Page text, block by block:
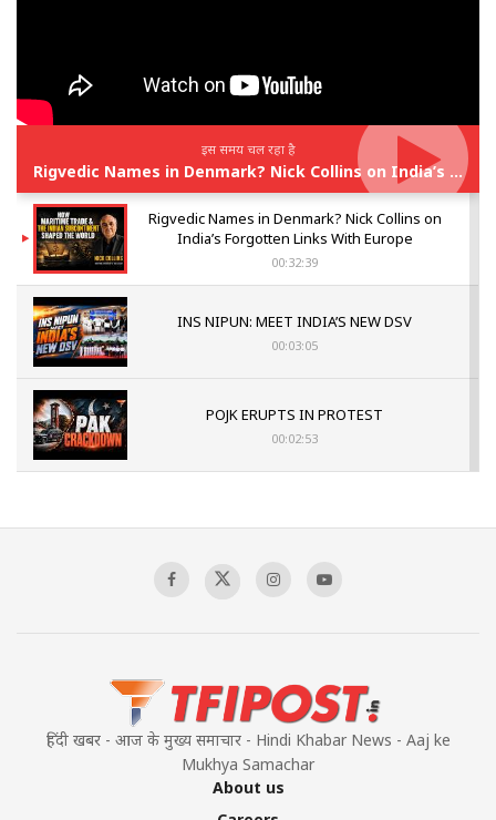
इस समय चल रहा है
Rigvedic Names in Denmark? Nick Collins on India’s Forgotten Links With Europe
Rigvedic Names in Denmark? Nick Collins on
India’s Forgotten Links With Europe
00:32:39
INS NIPUN: MEET INDIA’S NEW DSV
00:03:05
POJK ERUPTS IN PROTEST
00:02:53
Sagar
हिंदी खबर - आज के मुख्य समाचार - Hindi Khabar News - Aaj ke
Mukhya Samachar
About us